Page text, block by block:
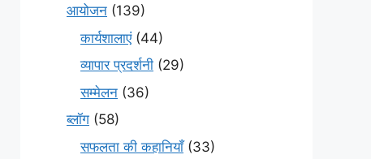
आयोजन (139)
कार्यशालाएं(44)
व्यापार प्रदर्शनी (29)
सम्मेलन (36)
ब्लॉग (58)
सफलता की कहानियाँ(33)